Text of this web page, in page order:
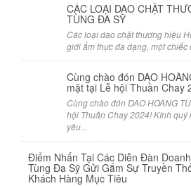
CÁC LOẠI DAO CHẶT
TÙNG ĐA SỸ
Các loại dao chặt thương hiệu
giới ẩm thực đa dạng, một chiếc
Cùng chào đón DAO
mặt tại Lễ hội Thuần Chay
Cùng chào đón DAO HOÀNG
hội Thuần Chay 2024! Kính
yêu...
Điểm Nhấn Tại Các Diễn Đàn
Tùng Đa Sỹ Gửi Gắm Sự Truyền
Khách Hàng Mục Tiêu